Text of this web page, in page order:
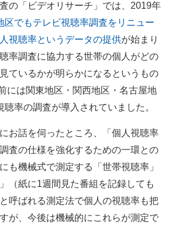
の「ビデオリサーチ」では、2019年
区でもテレビ視聴率調査をリニュー
視聴率というデータの提供が始まり
率調査に協力する世帯の個人がどの
ているかが明らかになるというもの
には関東地区・関西地区・名古屋地
聴率の調査が導入されていました。
お話を伺ったところ、「個人視聴率
査の仕様を強化するための一環との
も機械式で測定する「世帯視聴率」
（紙に1週間見た番組を記録しても
呼ばれる測定法で個人の視聴率も把
が、今後は機械的にこれらが測定で